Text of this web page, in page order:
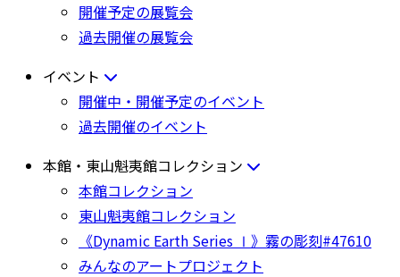
開催予定の展覧会
過去開催の展覧会
イベント
開催中・開催予定のイベント
過去開催のイベント
本館・東山魁夷館コレクション
本館コレクション
東山魁夷館コレクション
《Dynamic Earth Series Ⅰ》霧の彫刻#47610
みんなのアートプロジェクト